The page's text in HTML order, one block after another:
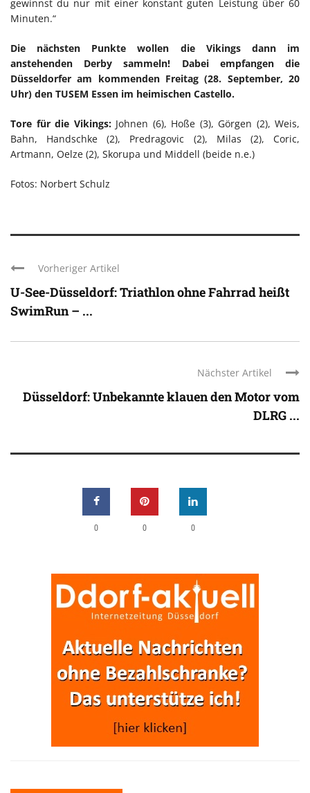
gewinnst du nur mit einer konstant guten Leistung über 60
Minuten.“
Die nächsten Punkte wollen die Vikings dann im
anstehenden Derby sammeln! Dabei empfangen die
Düsseldorfer am kommenden Freitag (28. September, 20
Uhr) den TUSEM Essen im heimischen Castello.
Tore für die Vikings:Johnen (6), Hoße (3), Görgen (2), Weis,
Bahn, Handschke (2), Predragovic (2), Milas (2), Coric,
Artmann, Oelze (2), Skorupa und Middell (beide n.e.)
Fotos: Norbert Schulz
Vorheriger Artikel
U-See-Düsseldorf: Triathlon ohne Fahrrad heißt
SwimRun – ...
Nächster Artikel
Düsseldorf: Unbekannte klauen den Motor vom
DLRG ...
0 0 0